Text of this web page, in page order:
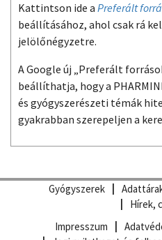
Kattintson ide a Preferált
beállításához, ahol csak rá
jelölőnégyzetre.
A Google új „Preferált
beállíthatja, hogy a
és gyógyszerészeti témák
gyakrabban szerepeljen a
Gyógyszerek
Hírek,
Impresszum